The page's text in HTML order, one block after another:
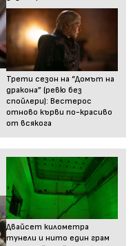
Трети сезон на “Домът на
дракона” (ревю без
спойлери): Вестерос
отново кърви по-красиво
от всякога
Двайсет километра
тунели и нито един грам